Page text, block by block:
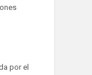
por el